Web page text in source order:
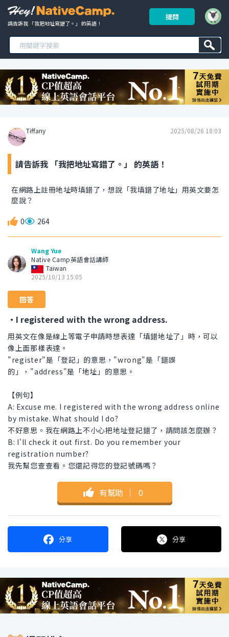
請告訴我 「我把地址寫錯了。」 的英語！
提問
Tiffany 2025/08/26 18:03
請告訴我 「我把地址寫錯了。」 的英語！
在網路上註冊地址時填錯了，想說「我填錯了地址」用英文要怎
麼說？
0 264
Wang Yue
Native Camp英語會話講師
Taiwan
2025/10/13 15:05
回答
・I registered with the wrong address.
用英文在像是線上等電子申請時想表達「填錯地址了」時，可以
像上面那樣表達。
"register"是「登記」的意思，"wrong"是「錯誤
的」，"address"是「地址」的意思。
【例句】
A: Excuse me. I registered with the wrong address online
by mistake. What should I do?
不好意思。我在網路上不小心把地址登記錯了，請問該怎麼辦？
B: I'll check it out first. Do you remember your
registration number?
我先幫您查查看。您還記得您的登記號碼嗎？
有幫助 ｜ 0
分享 分享